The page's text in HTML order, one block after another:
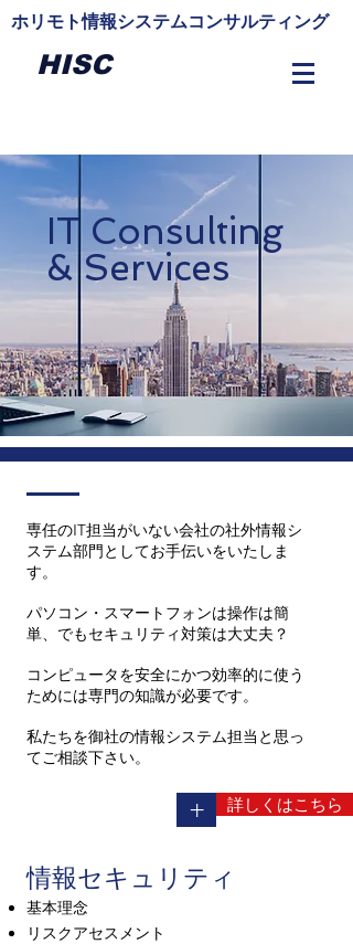
ホリモト情報システムコンサルティング
HISC
IT Consulting
& Services
専任のIT担当がいない会社の社外情報シ
ステム部門としてお手伝いをいたしま
す。
パソコン・スマートフォンは操作は簡
単、でもセキュリティ対策は大丈夫？
コンピュータを安全にかつ効率的に使う
ためには専門の知識が必要です。
私たちを御社の情報システム担当と思っ
てご相談下さい。
+ 詳しくはこちら
情報セキュリティ
​基本理念
リスクアセスメント